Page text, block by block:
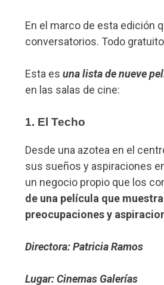
En el marco de esta edición
conversatorios. Todo
Esta es una lista de nueve
en las salas de cine:
1. El Techo
Desde una azotea en el
sus sueños y aspiraciones
un negocio propio que los
de una película que
preocupaciones y
Directora: Patricia Ramos
Lugar: Cinemas Galerías